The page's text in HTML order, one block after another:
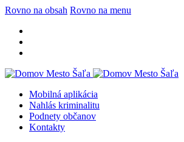
Rovno na obsah Rovno na menu
Mobilná aplikácia
Nahlás kriminalitu
Podnety občanov
Kontakty